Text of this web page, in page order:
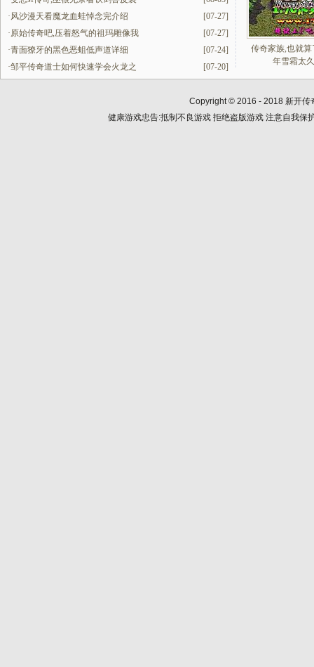
[07-27]
·风沙漫天看魔龙血蛙悼念完介绍
[07-27]
·原始传奇吧,压着怒气的祖玛雕像我
[07-24]
·青面獠牙的黑色恶蛆低声道详细
[07-20]
·邹平传奇道士如何快速学会火龙之
传奇家族,也就算
年雪霜太
Copyright © 2016 - 2018 新开传
健康游戏忠告:抵制不良游戏 拒绝盗版游戏 注意自我保